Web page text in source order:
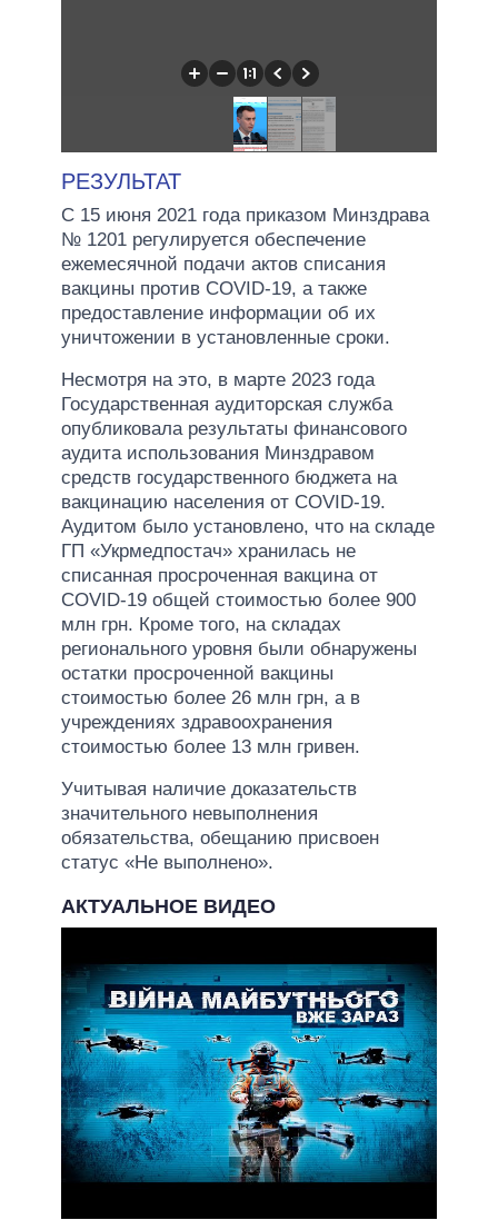
РЕЗУЛЬТАТ
С 15 июня 2021 года приказом Минздрава
№ 1201 регулируется обеспечение
ежемесячной подачи актов списания
вакцины против COVID-19, а также
предоставление информации об их
уничтожении в установленные сроки.
Несмотря на это, в марте 2023 года
Государственная аудиторская служба
опубликовала результаты финансового
аудита использования Минздравом
средств государственного бюджета на
вакцинацию населения от COVID-19.
Аудитом было установлено, что на складе
ГП «Укрмедпостач» хранилась не
списанная просроченная вакцина от
COVID-19 общей стоимостью более 900
млн грн. Кроме того, на складах
регионального уровня были обнаружены
остатки просроченной вакцины
стоимостью более 26 млн грн, а в
учреждениях здравоохранения
стоимостью более 13 млн гривен.
Учитывая наличие доказательств
значительного невыполнения
обязательства, обещанию присвоен
статус «Не выполнено».
АКТУАЛЬНОЕ ВИДЕО